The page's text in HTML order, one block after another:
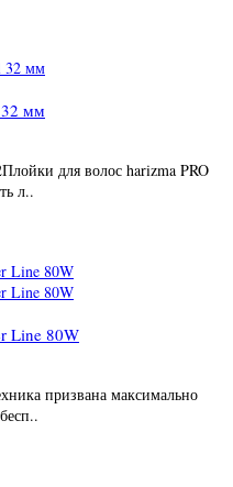
32 мм
для волос harizma PRO
л..
Line 80W
призвана максимально